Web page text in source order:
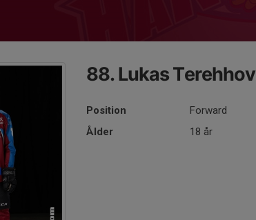
88. Lukas Terehhov
Position
Forward
Ålder
18 år